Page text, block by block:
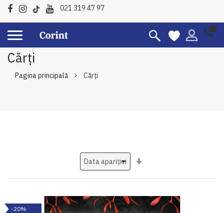
021 319 47 97
Cărți
Pagina principală Cărți
-20%